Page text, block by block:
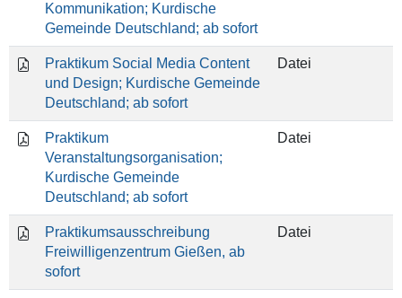
Kommunikation; Kurdische
Gemeinde Deutschland; ab sofort
Praktikum Social Media Content
und Design; Kurdische Gemeinde
Deutschland; ab sofort
Datei
Praktikum
Veranstaltungsorganisation;
Kurdische Gemeinde
Deutschland; ab sofort
Datei
Praktikumsausschreibung
Freiwilligenzentrum Gießen, ab
sofort
Datei